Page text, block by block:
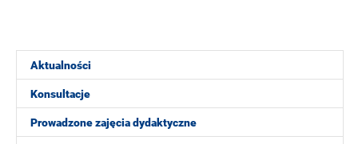
Aktualności
Konsultacje
Prowadzone zajęcia dydaktyczne